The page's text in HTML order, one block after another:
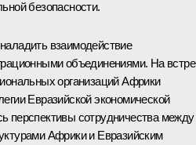
безопасности.
взаимодействие
объединениями. На
организаций Африки
Евразийской экономической
перспективы сотрудничества между
Африки и Евразийским